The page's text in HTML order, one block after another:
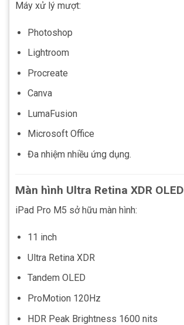
Máy xử lý mượt:
Photoshop
Lightroom
Procreate
Canva
LumaFusion
Microsoft Office
Đa nhiệm nhiều ứng dụng.
Màn hình Ultra Retina XDR OLED
iPad Pro M5 sở hữu màn hình:
11 inch
Ultra Retina XDR
Tandem OLED
ProMotion 120Hz
HDR Peak Brightness 1600 nits